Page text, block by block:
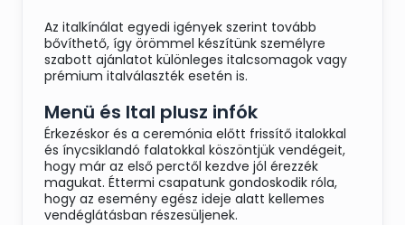
Az italkínálat egyedi igények szerint tovább
bővíthető, így örömmel készítünk személyre
szabott ajánlatot különleges italcsomagok vagy
prémium italválaszték esetén is.
Menü és Ital plusz infók
Érkezéskor és a ceremónia előtt frissítő italokkal
és ínycsiklandó falatokkal köszöntjük vendégeit,
hogy már az első perctől kezdve jól érezzék
magukat. Éttermi csapatunk gondoskodik róla,
hogy az esemény egész ideje alatt kellemes
vendéglátásban részesüljenek.